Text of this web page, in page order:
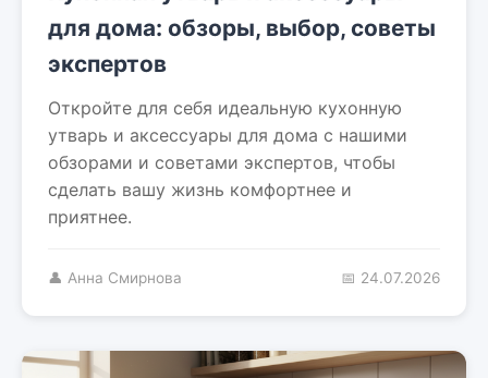
для дома: обзоры, выбор, советы
экспертов
Откройте для себя идеальную кухонную
утварь и аксессуары для дома с нашими
обзорами и советами экспертов, чтобы
сделать вашу жизнь комфортнее и
приятнее.
👤 Анна Смирнова 📅 24.07.2026